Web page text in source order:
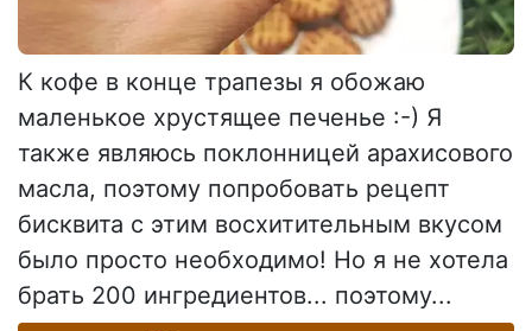
К кофе в конце трапезы я обожаю
маленькое хрустящее печенье :-) Я
также являюсь поклонницей арахисового
масла, поэтому попробовать рецепт
бисквита с этим восхитительным вкусом
было просто необходимо! Но я не хотела
брать 200 ингредиентов... поэтому...